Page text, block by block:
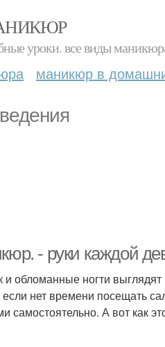
уроки. все виды
маникюр в
- руки каждой
обломанные ногти
нет времени посещать
самостоятельно. А вот как